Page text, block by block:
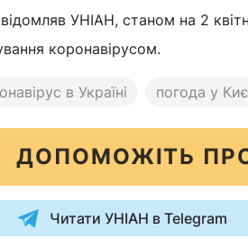
УНІАН, станом на 2
коронавірусом.
в Україні погода у
ДОПОМОЖІТЬ
Читати УНІАН в Telegram